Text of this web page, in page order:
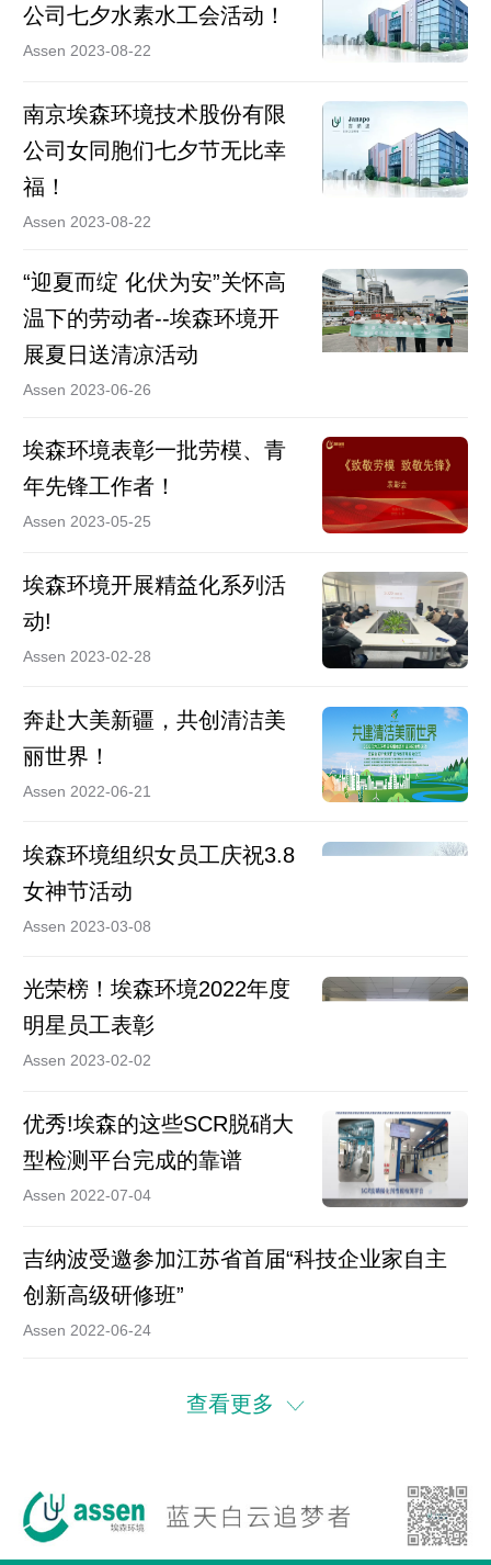
公司七夕水素水工会活动！
Assen 2023-08-22
南京埃森环境技术股份有限
公司女同胞们七夕节无比幸
福！
Assen 2023-08-22
“迎夏而绽 化伏为安”关怀高
温下的劳动者--埃森环境开
展夏日送清凉活动
Assen 2023-06-26
埃森环境表彰一批劳模、青
年先锋工作者！
Assen 2023-05-25
埃森环境开展精益化系列活
动!
Assen 2023-02-28
奔赴大美新疆，共创清洁美
丽世界！
Assen 2022-06-21
埃森环境组织女员工庆祝3.8
女神节活动
Assen 2023-03-08
光荣榜！埃森环境2022年度
明星员工表彰
Assen 2023-02-02
优秀!埃森的这些SCR脱硝大
型检测平台完成的靠谱
Assen 2022-07-04
吉纳波受邀参加江苏省首届“科技企业家自主
创新高级研修班”
Assen 2022-06-24
查看更多